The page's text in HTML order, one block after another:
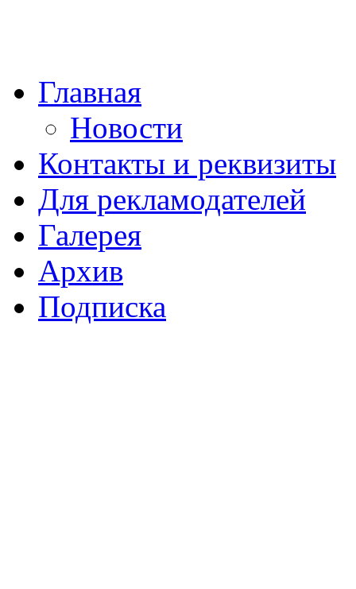
Главная
Новости
Контакты и реквизиты
Для рекламодателей
Галерея
Архив
Подписка